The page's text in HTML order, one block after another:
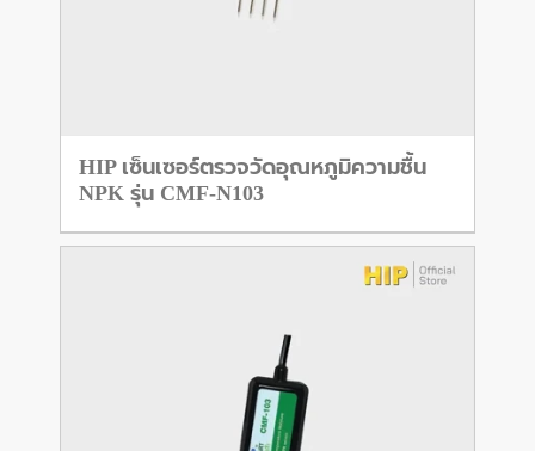
HIP เซ็นเซอร์ตรวจวัดอุณหภูมิความชื้น
NPK รุ่น CMF-N103